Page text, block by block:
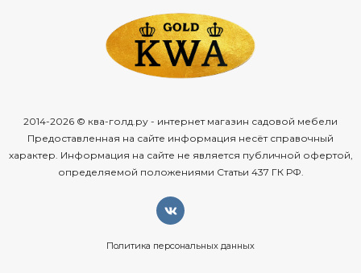
2014-2026 © ква-голд.ру - интернет магазин садовой мебели
Предоставленная на сайте информация несёт справочный
характер. Информация на сайте не является публичной офертой,
определяемой положениями Статьи 437 ГК РФ.
Политика персональных данных